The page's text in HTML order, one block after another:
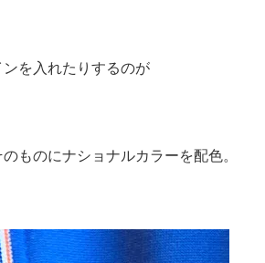
を入れたりするのが
ものにナショナルカラーを配色。